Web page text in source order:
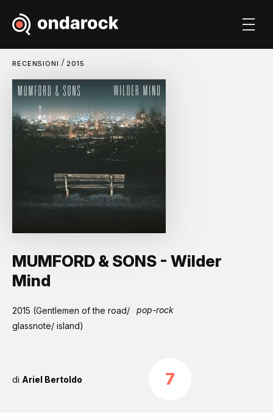
RECENSIONI / 2015
MUMFORD & SONS - Wilder
Mind
2015 (Gentlemen of the road/
glassnote/ island)
pop-rock
di Ariel Bertoldo 7